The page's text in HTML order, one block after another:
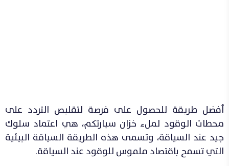
أفضل طريقة للحصول على فرصة لتقليص التردد على
محطات الوقود لملء خزان سيارتكم، هي اعتماد سلوك
جيد عند السياقة، وتسمى هذه الطريقة السياقة البيئية
التي تسمح باقتصاد ملموس للوقود عند السياقة.